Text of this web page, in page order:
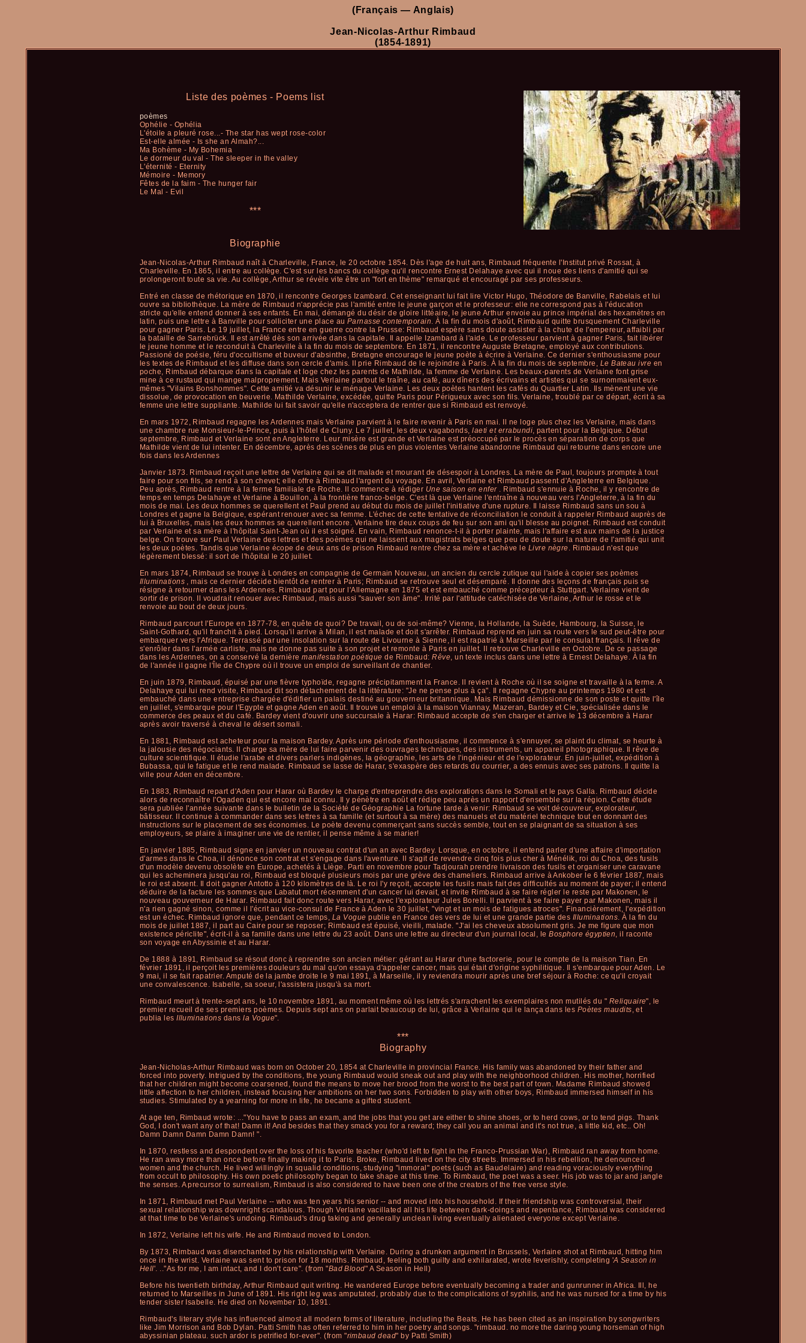
(Français — Anglais)
Jean-Nicolas-Arthur Rimbaud
(1854-1891)
Liste des poèmes - Poems list
poèmes
Ophélie - Ophélia
L'étoile a pleuré rose...- The star has wept rose-color
Est-elle almée - Is she an Almah?...
Ma Bohème - My Bohemia
Le dormeur du val - The sleeper in the valley
L'éternité - Eternity
Mémoire - Memory
Fêtes de la faim - The hunger fair
Le Mal - Evil
***
Biographie
Jean-Nicolas-Arthur Rimbaud naît à Charleville, France, le 20 octobre 1854. Dès l'age de huit ans, Rimbaud fréquente l'Institut privé Rossat, à
Charleville. En 1865, il entre au collège. C'est sur les bancs du collège qu'il rencontre Ernest Delahaye avec qui il noue des liens d'amitié qui se
prolongeront toute sa vie. Au collège, Arthur se révèle vite être un "fort en thème" remarqué et encouragé par ses professeurs.
Entré en classe de rhétorique en 1870, il rencontre Georges Izambard. Cet enseignant lui fait lire Victor Hugo, Théodore de Banville, Rabelais et lui
ouvre sa bibliothèque. La mère de Rimbaud n'apprécie pas l'amitié entre le jeune garçon et le professeur: elle ne correspond pas à l'éducation
stricte qu'elle entend donner à ses enfants. En mai, démangé du désir de gloire littéaire, le jeune Arthur envoie au prince impérial des hexamètres en
latin, puis une lettre à Banville pour solliciter une place au Parnasse contemporain. À la fin du mois d'août, Rimbaud quitte brusquement Charleville
pour gagner Paris. Le 19 juillet, la France entre en guerre contre la Prusse: Rimbaud espère sans doute assister à la chute de l'empereur, affaibli par
la bataille de Sarrebrück. Il est arrêté dès son arrivée dans la capitale. Il appelle Izambard à l'aide. Le professeur parvient à gagner Paris, fait libérer
le jeune homme et le reconduit à Charleville à la fin du mois de septembre. En 1871, il rencontre Auguste Bretagne, employé aux contributions.
Passioné de poésie, féru d'occultisme et buveur d'absinthe, Bretagne encourage le jeune poète à écrire à Verlaine. Ce dernier s'enthousiasme pour
les textes de Rimbaud et les diffuse dans son cercle d'amis. Il prie Rimbaud de le rejoindre à Paris. À la fin du mois de septembre, Le Bateau ivre en
poche, Rimbaud débarque dans la capitale et loge chez les parents de Mathilde, la femme de Verlaine. Les beaux-parents de Verlaine font grise
mine à ce rustaud qui mange malproprement. Mais Verlaine partout le traîne, au café, aux dîners des écrivains et artistes qui se surnommaient eux-
mêmes "Vilains Bonshommes". Cette amitié va désunir le ménage Verlaine. Les deux poètes hantent les cafés du Quartier Latin. Ils mènent une vie
dissolue, de provocation en beuverie. Mathilde Verlaine, excédée, quitte Paris pour Périgueux avec son fils. Verlaine, troublé par ce départ, écrit à sa
femme une lettre suppliante. Mathilde lui fait savoir qu'elle n'acceptera de rentrer que si Rimbaud est renvoyé.
En mars 1972, Rimbaud regagne les Ardennes mais Verlaine parvient à le faire revenir à Paris en mai. Il ne loge plus chez les Verlaine, mais dans
une chambre rue Monsieur-le-Prince, puis à l'hôtel de Cluny. Le 7 juillet, les deux vagabonds,laeti et errabundi, partent pour la Belgique. Début
septembre, Rimbaud et Verlaine sont en Angleterre. Leur misère est grande et Verlaine est préoccupé par le procès en séparation de corps que
Mathilde vient de lui intenter. En décembre, après des scènes de plus en plus violentes Verlaine abandonne Rimbaud qui retourne dans encore une
fois dans les Ardennes
Janvier 1873. Rimbaud reçoit une lettre de Verlaine qui se dit malade et mourant de désespoir à Londres. La mère de Paul, toujours prompte à tout
faire pour son fils, se rend à son chevet; elle offre à Rimbaud l'argent du voyage. En avril, Verlaine et Rimbaud passent d'Angleterre en Belgique.
Peu après, Rimbaud rentre à la ferme familiale de Roche. Il commence à rédiger Une saison en enfer . Rimbaud s'ennuie à Roche, il y rencontre de
temps en temps Delahaye et Verlaine à Bouillon, à la frontière franco-belge. C'est là que Verlaine l'entraîne à nouveau vers l'Angleterre, à la fin du
mois de mai. Les deux hommes se querellent et Paul prend au début du mois de juillet l'initiative d'une rupture. Il laisse Rimbaud sans un sou à
Londres et gagne la Belgique, espérant renouer avec sa femme. L'échec de cette tentative de réconciliation le conduit à rappeler Rimbaud auprès de
lui à Bruxelles, mais les deux hommes se querellent encore. Verlaine tire deux coups de feu sur son ami qu'il blesse au poignet. Rimbaud est conduit
par Verlaine et sa mère à l'hôpital Saint-Jean où il est soigné. En vain, Rimbaud renonce-t-il à porter plainte, mais l'affaire est aux mains de la justice
belge. On trouve sur Paul Verlaine des lettres et des poèmes qui ne laissent aux magistrats belges que peu de doute sur la nature de l'amitié qui unit
les deux poètes. Tandis que Verlaine écope de deux ans de prison Rimbaud rentre chez sa mère et achève le Livre nègre. Rimbaud n'est que
légèrement blessé: il sort de l'hôpital le 20 juillet.
En mars 1874, Rimbaud se trouve à Londres en compagnie de Germain Nouveau, un ancien du cercle zutique qui l'aide à copier ses poèmes
Illuminations , mais ce dernier décide bientôt de rentrer à Paris; Rimbaud se retrouve seul et désemparé. Il donne des leçons de français puis se
résigne à retourner dans les Ardennes. Rimbaud part pour l'Allemagne en 1875 et est embauché comme précepteur à Stuttgart. Verlaine vient de
sortir de prison. Il voudrait renouer avec Rimbaud, mais aussi "sauver son âme". Irrité par l'attitude catéchisée de Verlaine, Arthur le rosse et le
renvoie au bout de deux jours.
Rimbaud parcourt l'Europe en 1877-78, en quête de quoi? De travail, ou de soi-même? Vienne, la Hollande, la Suède, Hambourg, la Suisse, le
Saint-Gothard, qu'il franchit à pied. Lorsqu'il arrive à Milan, il est malade et doit s'arrêter. Rimbaud reprend en juin sa route vers le sud peut-être pour
embarquer vers l'Afrique. Terrassé par une insolation sur la route de Livourne à Sienne, il est rapatrié à Marseille par le consulat français. Il rêve de
s'enrôler dans l'armée carliste, mais ne donne pas suite à son projet et remonte à Paris en juillet. Il retrouve Charleville en Octobre. De ce passage
dans les Ardennes, on a conservé la dernièremanifestation poétique de Rimbaud:Rêve, un texte inclus dans une lettre à Ernest Delahaye. À la fin
de l'année il gagne l'Île de Chypre où il trouve un emploi de surveillant de chantier.
En juin 1879, Rimbaud, épuisé par une fièvre typhoïde, regagne précipitamment la France. Il revient à Roche où il se soigne et travaille à la ferme. A
Delahaye qui lui rend visite, Rimbaud dit son détachement de la littérature: "Je ne pense plus à ça". Il regagne Chypre au printemps 1980 et est
embauché dans une entreprise chargée d'édifier un palais destiné au gouverneur britannique. Mais Rimbaud démissionne de son poste et quitte l'île
en juillet, s'embarque pour l'Egypte et gagne Aden en août. Il trouve un emploi à la maison Viannay, Mazeran, Bardey et Cie, spécialisée dans le
commerce des peaux et du café. Bardey vient d'ouvrir une succursale à Harar: Rimbaud accepte de s'en charger et arrive le 13 décembre à Harar
après avoir traversé à cheval le désert somali.
En 1881, Rimbaud est acheteur pour la maison Bardey. Après une période d'enthousiasme, il commence à s'ennuyer, se plaint du climat, se heurte à
la jalousie des négociants. Il charge sa mère de lui faire parvenir des ouvrages techniques, des instruments, un appareil photographique. Il rêve de
culture scientifique. Il étudie l'arabe et divers parlers indigènes, la géographie, les arts de l'ingénieur et de l'explorateur. En juin-juillet, expédition à
Bubassa, qui le fatigue et le rend malade. Rimbaud se lasse de Harar, s'exaspère des retards du courrier, a des ennuis avec ses patrons. Il quitte la
ville pour Aden en décembre.
En 1883, Rimbaud repart d'Aden pour Harar où Bardey le charge d'entreprendre des explorations dans le Somali et le pays Galla. Rimbaud décide
alors de reconnaître l'Ogaden qui est encore mal connu. Il y pénètre en août et rédige peu après un rapport d'ensemble sur la région. Cette étude
sera publiée l'année suivante dans le bulletin de la Société de Géographie La fortune tarde à venir: Rimbaud se voit découvreur, explorateur,
bâtisseur. Il continue à commander dans ses lettres à sa famille (et surtout à sa mère) des manuels et du matériel technique tout en donnant des
instructions sur le placement de ses économies. Le poète devenu commerçant sans succès semble, tout en se plaignant de sa situation à ses
employeurs, se plaire à imaginer une vie de rentier, il pense même à se marier!
En janvier 1885, Rimbaud signe en janvier un nouveau contrat d'un an avec Bardey. Lorsque, en octobre, il entend parler d'une affaire d'importation
d'armes dans le Choa, il dénonce son contrat et s'engage dans l'aventure. Il s'agit de revendre cinq fois plus cher à Ménélik, roi du Choa, des fusils
d'un modèle devenu obsolète en Europe, achetés à Liège. Parti en novembre pour Tadjourah prendre livraison des fusils et organiser une caravane
qui les acheminera jusqu'au roi, Rimbaud est bloqué plusieurs mois par une grève des chameliers. Rimbaud arrive à Ankober le 6 février 1887, mais
le roi est absent. Il doit gagner Antotto à 120 kilomètres de là. Le roi l'y reçoit, accepte les fusils mais fait des difficultés au moment de payer; il entend
déduire de la facture les sommes que Labatut mort récemment d'un cancer lui devait, et invite Rimbaud à se faire régler le reste par Makonen, le
nouveau gouverneur de Harar. Rimbaud fait donc route vers Harar, avec l'explorateur Jules Borelli. Il parvient à se faire payer par Makonen, mais il
n'a rien gagné sinon, comme il l'écrit au vice-consul de France à Aden le 30 juillet, "vingt et un mois de fatigues atroces". Financièrement, l'expédition
est un échec. Rimbaud ignore que, pendant ce temps, La Vogue publie en France des vers de lui et une grande partie des Illuminations. À la fin du
mois de juillet 1887, il part au Caire pour se reposer; Rimbaud est épuisé, vieilli, malade. "J'ai les cheveux absolument gris. Je me figure que mon
existence périclite", écrit-il à sa famille dans une lettre du 23 août. Dans une lettre au directeur d'un journal local, leBosphore égyptien, il raconte
son voyage en Abyssinie et au Harar.
De 1888 à 1891, Rimbaud se résout donc à reprendre son ancien métier: gérant au Harar d'une factorerie, pour le compte de la maison Tian. En
février 1891, il perçoit les premières douleurs du mal qu'on essaya d'appeler cancer, mais qui était d'origine syphilitique. Il s'embarque pour Aden. Le
9 mai, il se fait rapatrier. Amputé de la jambe droite le 9 mai 1891, à Marseille, il y reviendra mourir après une bref séjour à Roche: ce qu'il croyait
une convalescence. Isabelle, sa soeur, l'assistera jusqu'à sa mort.
Rimbaud meurt à trente-sept ans, le 10 novembre 1891, au moment même où les lettrés s'arrachent les exemplaires non mutilés du " Reliquaire", le
premier recueil de ses premiers poèmes. Depuis sept ans on parlait beaucoup de lui, grâce à Verlaine qui le lança dans les Poètes maudits, et
publia lesIlluminations dansla Vogue".
***
Biography
Jean-Nicholas-Arthur Rimbaud was born on October 20, 1854 at Charleville in provincial France. His family was abandoned by their father and
forced into poverty. Intrigued by the conditions, the young Rimbaud would sneak out and play with the neighborhood children. His mother, horrified
that her children might become coarsened, found the means to move her brood from the worst to the best part of town. Madame Rimbaud showed
little affection to her children, instead focusing her ambitions on her two sons. Forbidden to play with other boys, Rimbaud immersed himself in his
studies. Stimulated by a yearning for more in life, he became a gifted student.
At age ten, Rimbaud wrote: ..."You have to pass an exam, and the jobs that you get are either to shine shoes, or to herd cows, or to tend pigs. Thank
God, I don't want any of that! Damn it! And besides that they smack you for a reward; they call you an animal and it's not true, a little kid, etc.. Oh!
Damn Damn Damn Damn Damn! ".
In 1870, restless and despondent over the loss of his favorite teacher (who'd left to fight in the Franco-Prussian War), Rimbaud ran away from home.
He ran away more than once before finally making it to Paris. Broke, Rimbaud lived on the city streets. Immersed in his rebellion, he denounced
women and the church. He lived willingly in squalid conditions, studying "immoral" poets (such as Baudelaire) and reading voraciously everything
from occult to philosophy. His own poetic philosophy began to take shape at this time. To Rimbaud, the poet was a seer. His job was to jar and jangle
the senses. A precursor to surrealism, Rimbaud is also considered to have been one of the creators of the free verse style.
In 1871, Rimbaud met Paul Verlaine -- who was ten years his senior -- and moved into his household. If their friendship was controversial, their
sexual relationship was downright scandalous. Though Verlaine vacillated all his life between dark-doings and repentance, Rimbaud was considered
at that time to be Verlaine's undoing. Rimbaud's drug taking and generally unclean living eventually alienated everyone except Verlaine.
In 1872, Verlaine left his wife. He and Rimbaud moved to London.
By 1873, Rimbaud was disenchanted by his relationship with Verlaine. During a drunken argument in Brussels, Verlaine shot at Rimbaud, hitting him
once in the wrist. Verlaine was sent to prison for 18 months. Rimbaud, feeling both guilty and exhilarated, wrote feverishly, completing 'A Season in
Hell'. .."As for me, I am intact, and I don't care". (from "Bad Blood" A Season in Hell)
Before his twentieth birthday, Arthur Rimbaud quit writing. He wandered Europe before eventually becoming a trader and gunrunner in Africa. Ill, he
returned to Marseilles in June of 1891. His right leg was amputated, probably due to the complications of syphilis, and he was nursed for a time by his
tender sister Isabelle. He died on November 10, 1891.
Rimbaud's literary style has influenced almost all modern forms of literature, including the Beats. He has been cited as an inspiration by songwriters
like Jim Morrison and Bob Dylan. Patti Smith has often referred to him in her poetry and songs. "rimbaud. no more the daring young horseman of high
abyssinian plateau. such ardor is petrified for-ever". (from "rimbaud dead" by Patti Smith)